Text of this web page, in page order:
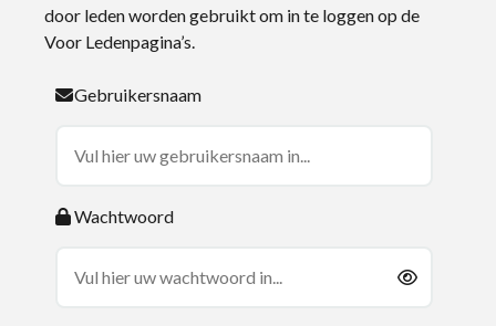
door leden worden gebruikt om in te loggen op de
Voor Ledenpagina’s.
Gebruikersnaam
Wachtwoord